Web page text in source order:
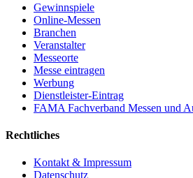
Gewinnspiele
Online-Messen
Branchen
Veranstalter
Messeorte
Messe eintragen
Werbung
Dienstleister-Eintrag
FAMA Fachverband Messen und
Rechtliches
Kontakt & Impressum
Datenschutz